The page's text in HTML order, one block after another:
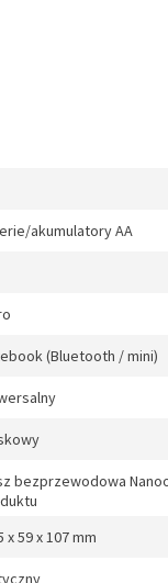
akumulatory AA
(Bluetooth / mini)
bezprzewodowa
x 59 x 107 mm